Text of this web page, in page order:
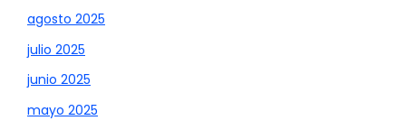
agosto 2025
julio 2025
junio 2025
mayo 2025